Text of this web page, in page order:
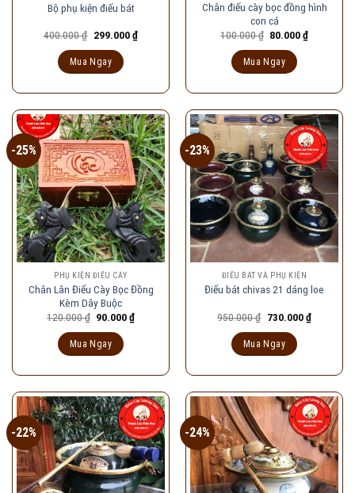
Bộ phụ kiện điếu bát
400.000₫ Giá
là:
400.000 ₫.
299.000₫Giá
hiện
Mua Ngay
Chân điếu cày bọc đồng hình
con cá
100.000₫ Giá
100.000 ₫.
80.000₫Giá
Mua Ngay
-25%
PHỤ KIỆN ĐIẾU CÀY
Chân Lân Điếu Cày Bọc Đồng
Kèm Dây Buộc
120.000₫ Giá
120.000 ₫.
90.000₫Giá
Mua Ngay
-23%
ĐIẾU BÁT VÀ PHỤ KIỆN
Điếu bát chivas 21 dáng loe
950.000₫ Giá
950.000 ₫.
730.000₫Giá
hiện
Mua Ngay
-22% -24%